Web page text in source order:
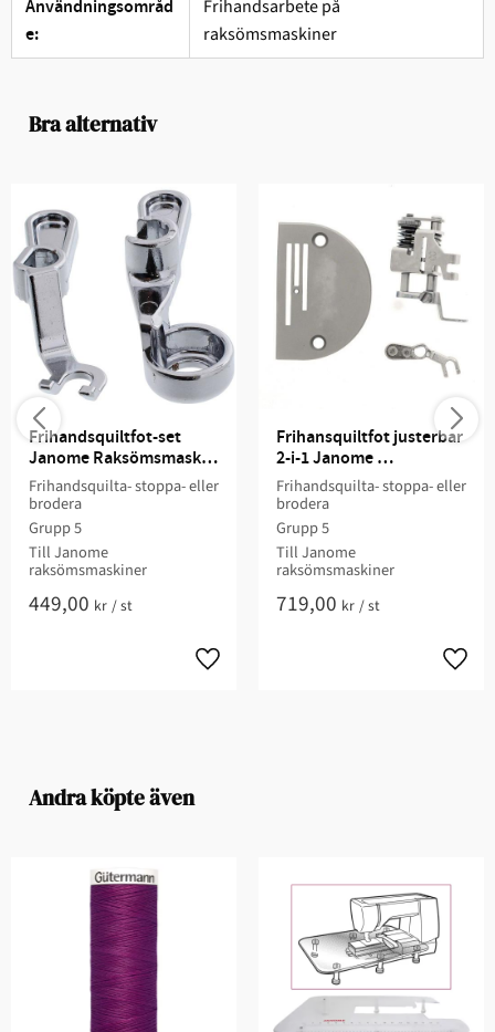
Användningsområd
e:
Frihandsarbete på
raksömsmaskiner
Bra alternativ
Frihandsquiltfot-set
Janome Raksömsmaskin
Grupp 5
Frihandsquilta- stoppa- eller
brodera
Grupp 5
Till Janome
raksömsmaskiner
449,00 kr /st
Frihansquiltfot justerbar
2-i-1 Janome
Raksömsmaskin Grupp 5
Frihandsquilta- stoppa- eller
brodera
Grupp 5
Till Janome
raksömsmaskiner
719,00 kr /st
Andra köpte även